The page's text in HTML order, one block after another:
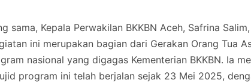
sama, Kepala Perwakilan BKKBN Aceh, Safrina Salim,
ini merupakan bagian dari Gerakan Orang Tua
nasional yang digagas Kementerian BKKBN. Ia
program ini telah berjalan sejak 23 Mei 2025,